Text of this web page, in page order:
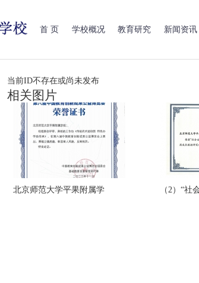
首 页 学校概况 教育研究 新闻资讯
当前ID不存在或尚未发布
相关图片
北京师范大学平果附属学 （2）“社